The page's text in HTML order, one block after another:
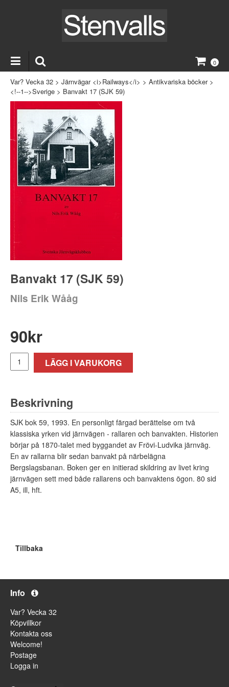
0
Var? Vecka 32 > Järnvägar <i>Railways</i> > Antikvariska böcker>
<!--1-->Sverige > Banvakt 17 (SJK 59)
Banvakt 17 (SJK 59)
Nils Erik Wååg
90kr
LÄGG I VARUKORG
Beskrivning
SJK bok 59, 1993. En personligt färgad berättelse om två
klassiska yrken vid järnvägen - rallaren och banvakten. Historien
börjar på 1870-talet med byggandet av Frövi-Ludvika järnväg.
En av rallarna blir sedan banvakt på närbelägna
Bergslagsbanan. Boken ger en initierad skildring av livet kring
järnvägen sett med både rallarens och banvaktens ögon. 80 sid
A5, ill, hft.
Tillbaka
Info
Var? Vecka 32
Köpvillkor
Kontakta oss
Welcome!
Postage
Logga in